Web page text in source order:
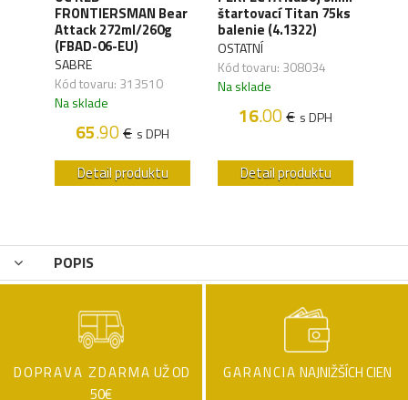
FRONTIERSMAN Bear
Attack 272ml/260g
(FBAD-06-EU)
SABRE
Kód tovaru: 313510
Na sklade
65.90€ s DPH
Detail produktu
štartovací Titan 75ks
balenie (4.1322)
OSTATNÍ
Kód tovaru: 308034
Na sklade
16.00€ s DPH
Detail produktu
POPIS
DOPRAVA ZDARMA UŽ OD
50€
GARANCIA NAJNIŽŠÍCH CIEN